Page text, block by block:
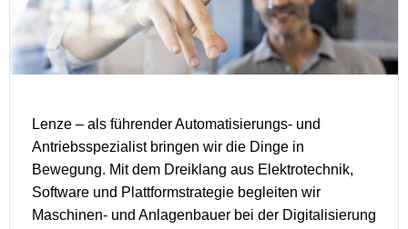
Lenze – als führender Automatisierungs- und
Antriebsspezialist bringen wir die Dinge in
Bewegung. Mit dem Dreiklang aus Elektrotechnik,
Software und Plattformstrategie begleiten wir
Maschinen- und Anlagenbauer bei der Digitalisierung